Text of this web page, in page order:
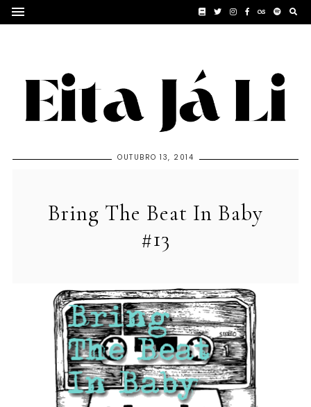
OUTUBRO 13, 2014
Bring The Beat In Baby
#13